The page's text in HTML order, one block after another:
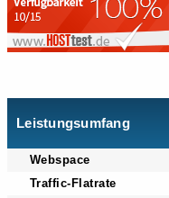
Leistungsumfang
Webspace
Traffic-Flatrate